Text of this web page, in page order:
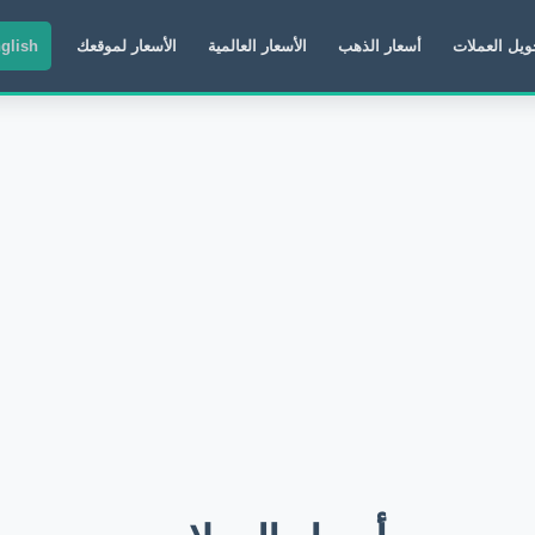
العملات أسعار الذهب الأسعار العالمية الأسعار لموقعك